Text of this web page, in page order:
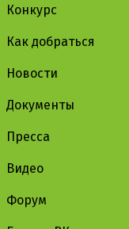
Конкурс
Как добраться
Новости
Документы
Пресса
Видео
Форум